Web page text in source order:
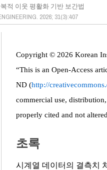
적 이웃 평활화 기반 보간법
2026; 31(3):407
Copyright © 2026 Korean
“This is an Open-Access
ND (http://
commercial use,
properly cited and not
초록
시계열 데이터의 결측치